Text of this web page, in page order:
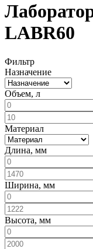
LABR60
Фильтр
Назначение
Объем, л
Материал
Длина, мм
Ширина, мм
Высота, мм